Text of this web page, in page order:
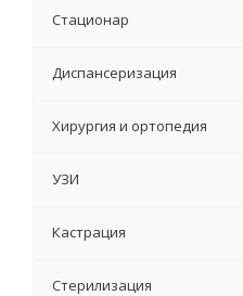
Стационар
Диспансеризация
Хирургия и ортопедия
УЗИ
Кастрация
Стерилизация